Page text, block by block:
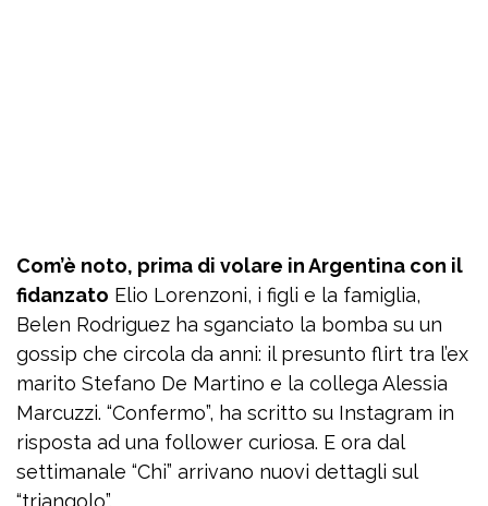
Com’è noto, prima di volare in Argentina con il
fidanzato Elio Lorenzoni, i figli e la famiglia,
Belen Rodriguez ha sganciato la bomba su un
gossip che circola da anni: il presunto flirt tra l’ex
marito Stefano De Martino e la collega Alessia
Marcuzzi. “Confermo”, ha scritto su Instagram in
risposta ad una follower curiosa. E ora dal
settimanale “Chi” arrivano nuovi dettagli sul
“triangolo”.